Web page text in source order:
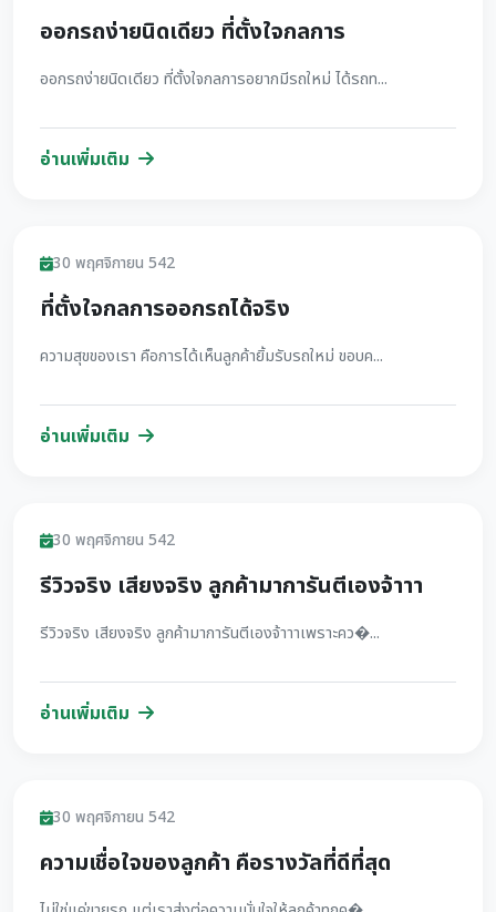
ออกรถง่ายนิดเดียว ที่ตั้งใจกลการ
ออกรถง่ายนิดเดียว ที่ตั้งใจกลการอยากมีรถใหม่ ได้รถท...
อ่านเพิ่มเติม
รีวิว
30 พฤศจิกายน 542
ที่ตั้งใจกลการออกรถได้จริง
ความสุขของเรา คือการได้เห็นลูกค้ายิ้มรับรถใหม่ ขอบค...
อ่านเพิ่มเติม
รีวิว
30 พฤศจิกายน 542
รีวิวจริง เสียงจริง ลูกค้ามาการันตีเองจ้าาา
รีวิวจริง เสียงจริง ลูกค้ามาการันตีเองจ้าาาเพราะคว�...
อ่านเพิ่มเติม
รีวิว
30 พฤศจิกายน 542
ความเชื่อใจของลูกค้า คือรางวัลที่ดีที่สุด